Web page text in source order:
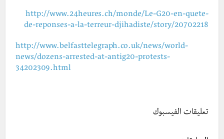
http://www.24heures.ch/monde/Le-G20-en-quete-
de-reponses-a-la-terreur-djihadiste/story/20702218
http://www.belfasttelegraph.co.uk/news/world-
news/dozens-arrested-at-antig20-protests-
34202309.html
تعليقات الفيسبوك